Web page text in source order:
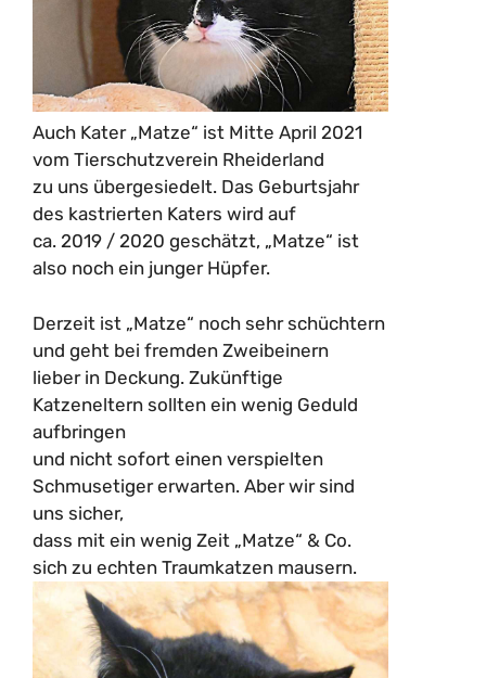
Auch Kater „Matze“ ist Mitte April 2021
vom Tierschutzverein Rheiderland
zu uns übergesiedelt. Das Geburtsjahr
des kastrierten Katers wird auf
ca. 2019 / 2020 geschätzt, „Matze“ ist
also noch ein junger Hüpfer.
Derzeit ist „Matze“ noch sehr schüchtern
und geht bei fremden Zweibeinern
lieber in Deckung. Zukünftige
Katzeneltern sollten ein wenig Geduld
aufbringen
und nicht sofort einen verspielten
Schmusetiger erwarten. Aber wir sind
uns sicher,
dass mit ein wenig Zeit „Matze“ & Co.
sich zu echten Traumkatzen mausern.